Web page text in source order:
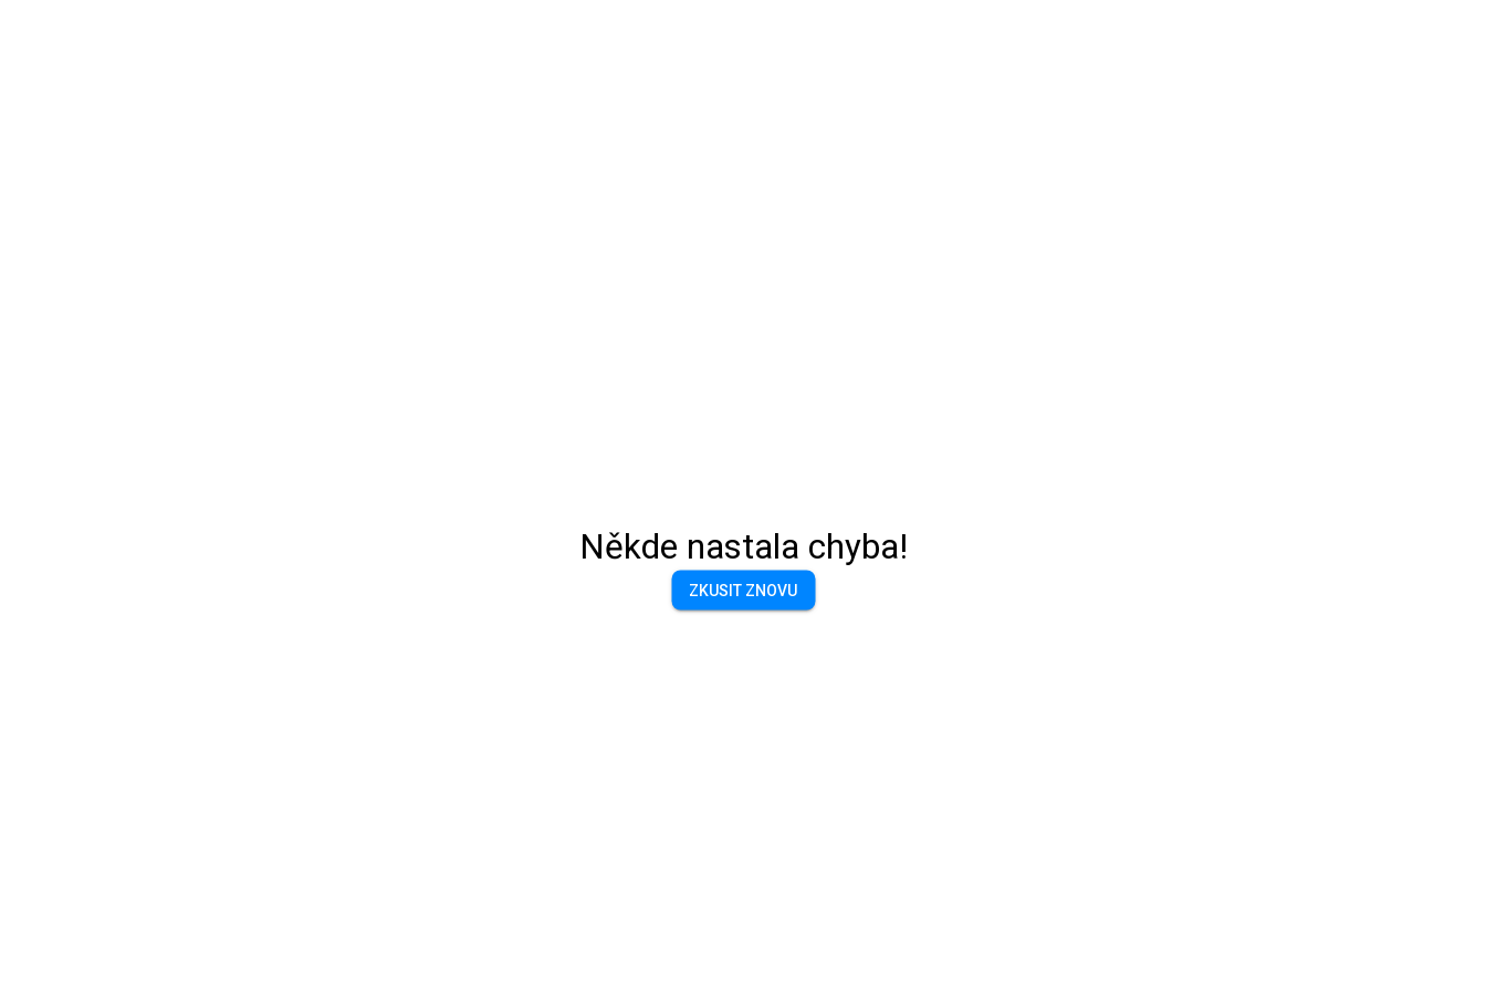
Někde nastala chyba!
ZKUSIT ZNOVU